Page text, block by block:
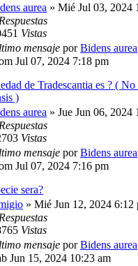
aurea » Mié Jul 03, 2024
Respuestas
Vistas
mensaje porBidens aurea
Jul 07, 2024 7:18 pm
de Tradescantia es ? ( No
)
aurea » Jue Jun 06, 2024
Respuestas
Vistas
mensaje porBidens aurea
Jul 07, 2024 7:16 pm
sera?
» Mié Jun 12, 2024 6:12
Respuestas
Vistas
mensaje porBidens aurea
Jun 15, 2024 10:23 am